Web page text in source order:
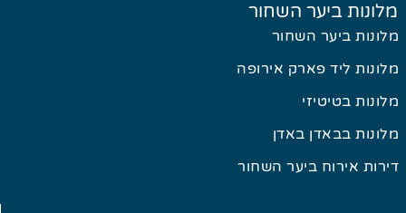
ביער השחור
ביער השחור
ליד פארק אירופה
בטיטיזי
בבאדן באדן
אירוח ביער השחור